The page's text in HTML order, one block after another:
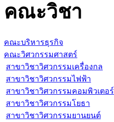
คณะวิชา
คณะบริหารธุรกิจ
คณะวิศวกรรมศาสตร์
สาขาวิชาวิศวกรรมเครื่องกล
สาขาวิชาวิศวกรรมไฟฟ้า
สาขาวิชาวิศวกรรมคอมพิวเตอร์
สาขาวิชาวิศวกรรมโยธา
สาขาวิชาวิศวกรรมยานยนต์